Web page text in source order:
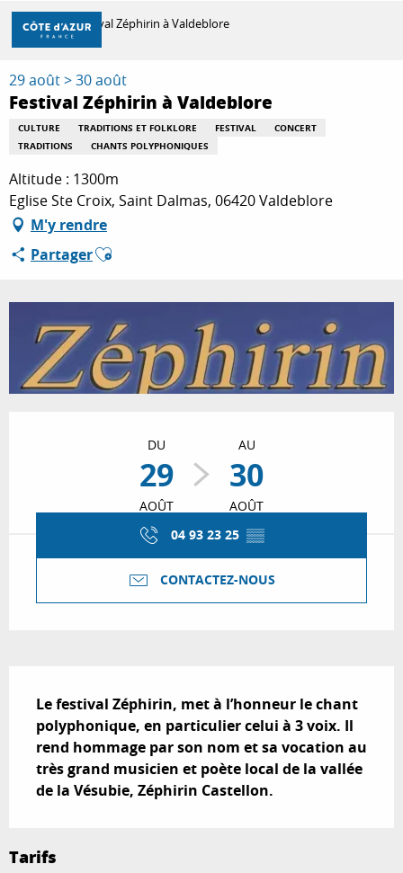
Aller
contenu
principal
DÉCOUVRIR
À FAIRE
SÉJOURNER
Accueil Festival Zéphirin à Valdeblore
29 août > 30 août
Festival Zéphirin à Valdeblore
CULTURE TRADITIONS ET FOLKLORE FESTIVAL
CONCERT
TRADITIONS
CHANTS POLYPHONIQUES
Altitude : 1300m
Eglise Ste Croix, Saint Dalmas, 06420 Valdeblore
M'y rendre
PartagerAjouter aux favoris
DU
29
AOÛT
AU
30
AOÛT
04 93 23 25 ▒▒
CONTACTEZ-NOUS
Le festival Zéphirin, met à l’honneur le chant
polyphonique, en particulier celui à 3 voix. Il
rend hommage par son nom et sa vocation au
très grand musicien et poète local de la vallée
de la Vésubie, Zéphirin Castellon.
Tarifs